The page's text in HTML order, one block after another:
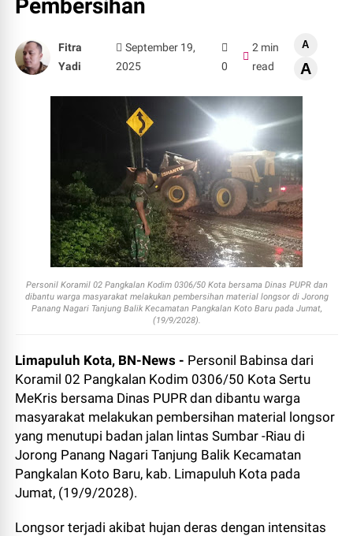
Pembersihan
Fitra
Yadi
September 19,
2025
0
2 min
read
A
A
Personil Koramil 02 Pangkalan Kodim 0306/50 Kota bersama Dinas PUPR dan
dibantu warga masyarakat melakukan pembersihan material longsor di Jorong
Panang Nagari Tanjung Balik Kecamatan Pangkalan Koto Baru pada Jumat,
(19/9/2028).
Limapuluh Kota, BN-News - Personil Babinsa dari
Koramil 02 Pangkalan Kodim 0306/50 Kota Sertu
MeKris bersama Dinas PUPR dan dibantu warga
masyarakat melakukan pembersihan material longsor
yang menutupi badan jalan lintas Sumbar -Riau di
Jorong Panang Nagari Tanjung Balik Kecamatan
Pangkalan Koto Baru, kab. Limapuluh Kota pada
Jumat, (19/9/2028).
Longsor terjadi akibat hujan deras dengan intensitas